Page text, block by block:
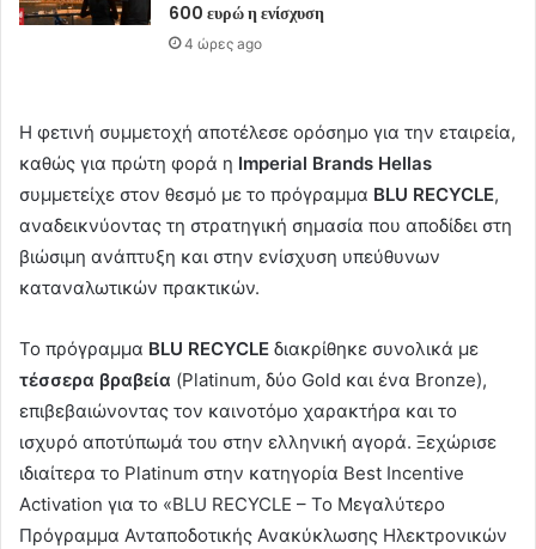
600 ευρώ η ενίσχυση
4 ώρες ago
Η φετινή συμμετοχή αποτέλεσε ορόσημο για την εταιρεία,
καθώς για πρώτη φορά η Imperial Brands Hellas
συμμετείχε στον θεσμό με το πρόγραμμα BLU RECYCLE,
αναδεικνύοντας τη στρατηγική σημασία που αποδίδει στη
βιώσιμη ανάπτυξη και στην ενίσχυση υπεύθυνων
καταναλωτικών πρακτικών.
Το πρόγραμμα BLU RECYCLE διακρίθηκε συνολικά με
τέσσερα βραβεία (Platinum, δύο Gold και ένα Bronze),
επιβεβαιώνοντας τον καινοτόμο χαρακτήρα και το
ισχυρό αποτύπωμά του στην ελληνική αγορά. Ξεχώρισε
ιδιαίτερα το Platinum στην κατηγορία Best Incentive
Activation για το «BLU RECYCLE – Το Μεγαλύτερο
Πρόγραμμα Ανταποδοτικής Ανακύκλωσης Ηλεκτρονικών